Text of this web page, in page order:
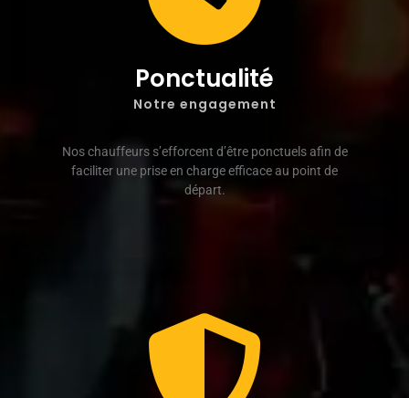
Ponctualité
Notre engagement
Nos chauffeurs s’efforcent d’être ponctuels afin de
faciliter une prise en charge efficace au point de
départ.